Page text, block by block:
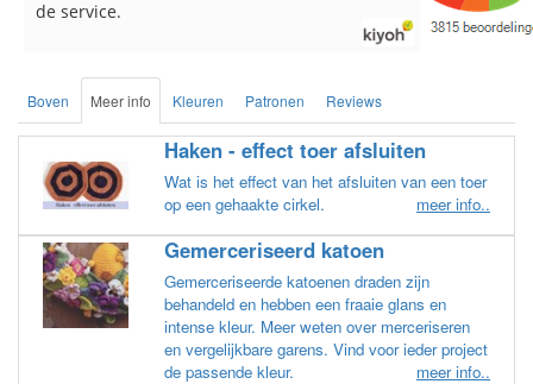
Boven Meer info Kleuren Patronen Reviews
Haken - effect toer afsluiten
Wat is het effect van het afsluiten van een toer
op een gehaakte cirkel.
meer info..
Gemerceriseerd katoen
Gemerceriseerde katoenen draden zijn
behandeld en hebben een fraaie glans en
intense kleur. Meer weten over merceriseren
en vergelijkbare garens. Vind voor ieder project
de passende kleur.
meer info..